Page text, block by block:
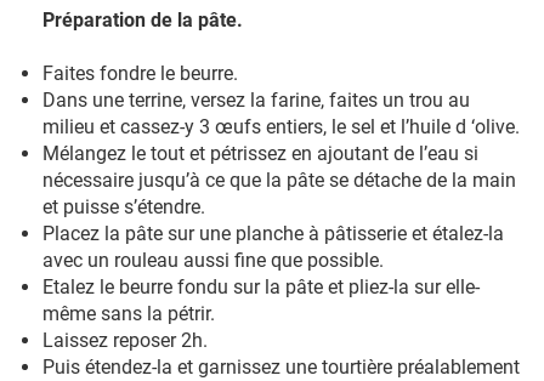
Préparation de la pâte.
Faites fondre le beurre.
Dans une terrine, versez la farine, faites un trou au
milieu et cassez-y 3 œufs entiers, le sel et l’huile d ‘olive.
Mélangez le tout et pétrissez en ajoutant de l’eau si
nécessaire jusqu’à ce que la pâte se détache de la main
et puisse s’étendre.
Placez la pâte sur une planche à pâtisserie et étalez-la
avec un rouleau aussi fine que possible.
Etalez le beurre fondu sur la pâte et pliez-la sur elle-
même sans la pétrir.
Laissez reposer 2h.
Puis étendez-la et garnissez une tourtière préalablement